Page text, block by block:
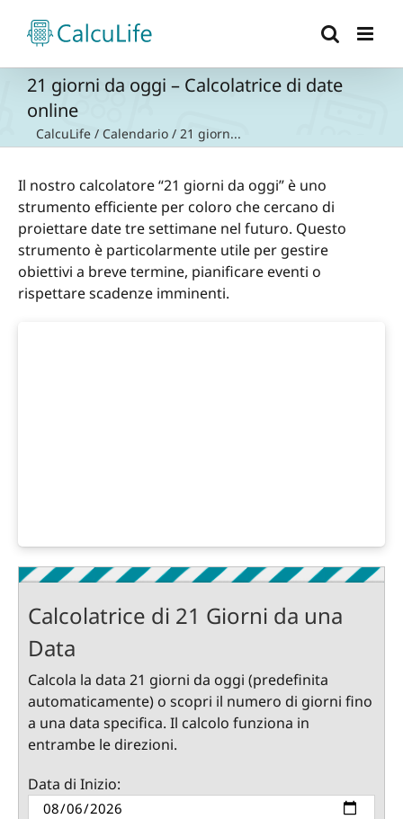
contenuto
21 giorni da oggi – Calcolatrice di date
online
CalcuLife / Calendario / 21 giorn...
Il nostro calcolatore “21 giorni da oggi” è uno
strumento efficiente per coloro che cercano di
proiettare date tre settimane nel futuro. Questo
strumento è particolarmente utile per gestire
obiettivi a breve termine, pianificare eventi o
rispettare scadenze imminenti.
Calcolatrice di 21 Giorni da una
Data
Calcola la data 21 giorni da oggi (predefinita
automaticamente) o scopri il numero di giorni fino
a una data specifica. Il calcolo funziona in
entrambe le direzioni.
Data di Inizio: